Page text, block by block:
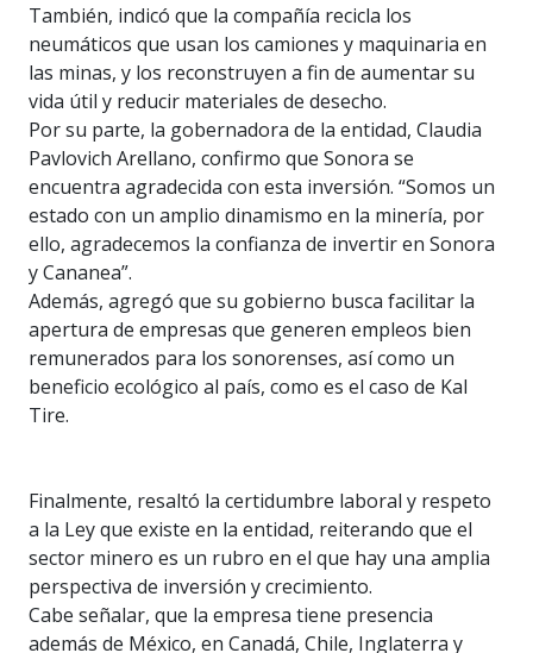
También, indicó que la compañía recicla los
neumáticos que usan los camiones y maquinaria en
las minas, y los reconstruyen a fin de aumentar su
vida útil y reducir materiales de desecho.
Por su parte, la gobernadora de la entidad, Claudia
Pavlovich Arellano, confirmo que Sonora se
encuentra agradecida con esta inversión. “Somos un
estado con un amplio dinamismo en la minería, por
ello, agradecemos la confianza de invertir en Sonora
y Cananea”.
Además, agregó que su gobierno busca facilitar la
apertura de empresas que generen empleos bien
remunerados para los sonorenses, así como un
beneficio ecológico al país, como es el caso de Kal
Tire.
Finalmente, resaltó la certidumbre laboral y respeto
a la Ley que existe en la entidad, reiterando que el
sector minero es un rubro en el que hay una amplia
perspectiva de inversión y crecimiento.
Cabe señalar, que la empresa tiene presencia
además de México, en Canadá, Chile, Inglaterra y